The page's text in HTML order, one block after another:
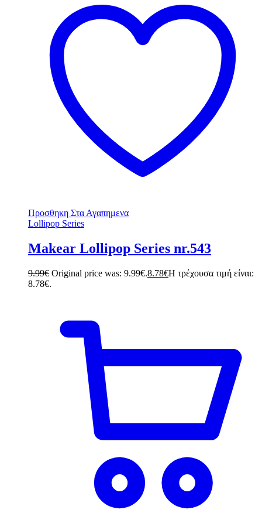
Προσθηκη Στα Αγαπημενα
Lollipop Series
Makear Lollipop Series nr.543
9.99€ Original price was: 9.99€.8.78€Η τρέχουσα τιμή είναι:
8.78€.